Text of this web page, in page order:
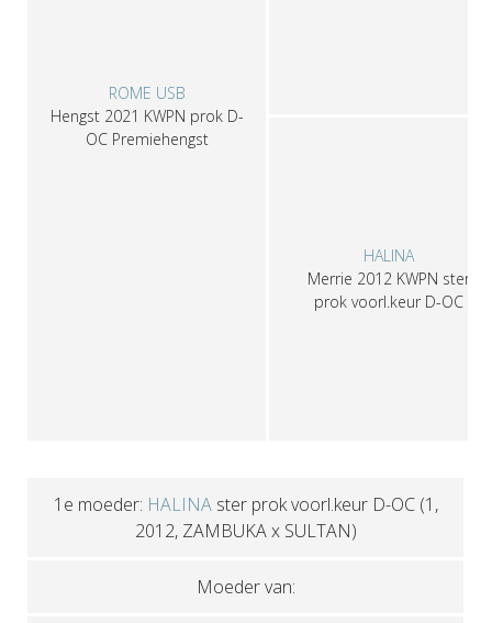
ROME USB
Hengst 2021 KWPN prok D-
OC Premiehengst
HALINA
Merrie 2012 KWPN ster
prok voorl.keur D-OC
1e moeder: HALINA ster prok voorl.keur D-OC (1,
2012, ZAMBUKA x SULTAN)
Moeder van: